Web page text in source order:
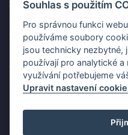
nejlepší cenu z letáku!
Kup špekáčky od Váhaly a
29.07
Prokop pro Vás vybírá na
29.07
Souhlas s použitím
Pro správnou funkci
používáme soubory
jsou technicky nezbytné,
používají pro analytické a
využívání potřebujeme
Upravit nastavení